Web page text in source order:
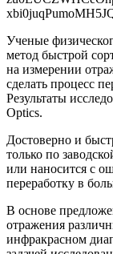
Ученые
метод быстрой
на измерении
сделать процесс
Результаты
Optics.
Достоверно и
только по
или наносится с
переработку в
В основе
отражения
инфракрасном